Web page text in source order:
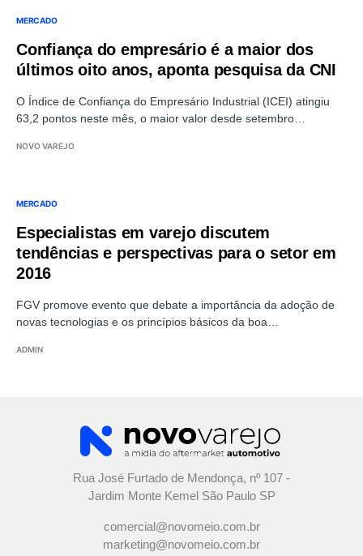
MERCADO
Confiança do empresário é a maior dos
últimos oito anos, aponta pesquisa da CNI
O Índice de Confiança do Empresário Industrial (ICEI) atingiu
63,2 pontos neste mês, o maior valor desde setembro…
NOVO VAREJO
MERCADO
Especialistas em varejo discutem
tendências e perspectivas para o setor em
2016
FGV promove evento que debate a importância da adoção de
novas tecnologias e os princípios básicos da boa…
ADMIN
Rua José Furtado de Mendonça, nº 107 -
Jardim Monte Kemel São Paulo SP
comercial@novomeio.com.br
marketing@novomeio.com.br